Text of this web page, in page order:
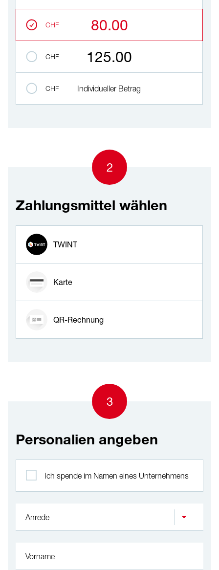
CHF 80.00
CHF 125.00
CHF Individueller Betrag
2
Zahlungsmittel wählen
TWINT
Karte
QR-Rechnung
3
Personalien angeben
Ich spende im Namen eines Unternehmens
Anrede
Vorname